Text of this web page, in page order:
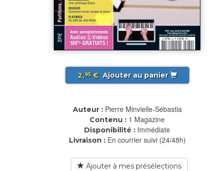
2,95€ Ajouter au panier
Auteur : Pierre Minvielle-Sébastia
Contenu : 1 Magazine
Disponibilité : Immédiate
Livraison : En courrier suivi (24/48h)
Ajouter à mes présélections